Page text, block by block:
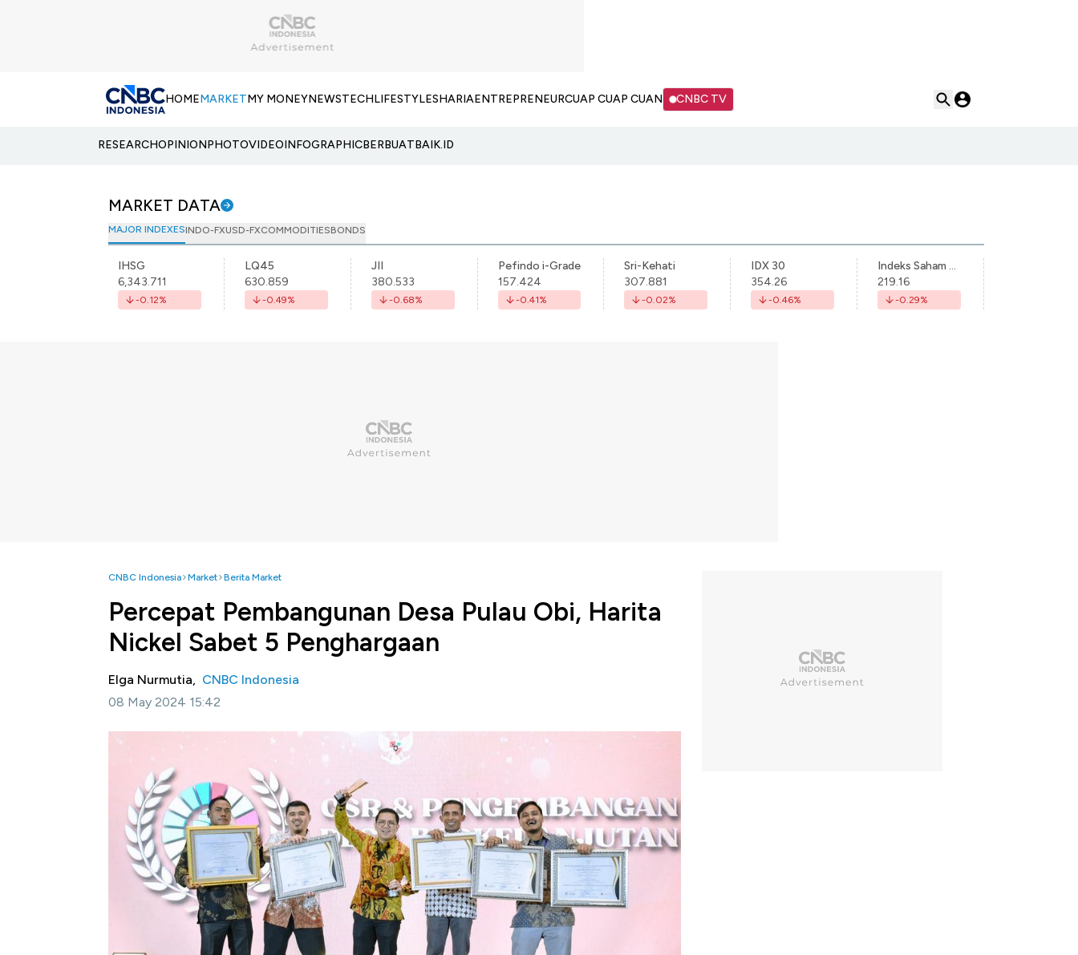
HOMEMARKETMY MONEYNEWSTECHLIFESTYLESHARIAENTREPRENEURCUAP CUAP CUAN CNBC TV
RESEARCHOPINIONPHOTOVIDEOINFOGRAPHICBERBUATBAIK.ID
MARKET DATA
MAJOR INDEXESINDO-FXUSD-FXCOMMODITIESBONDS
IHSG
6,343.711
-0.12%
LQ45
630.859
-0.49%
JII
380.533
-0.68%
Pefindo i-Grade
157.424
-0.41%
Sri-Kehati
307.881
-0.02%
IDX 30
354.26
-0.46%
Indeks Saham Syariah Indonesia
219.16
-0.29%
CNBC Indonesia Market Berita Market
Percepat Pembangunan Desa Pulau Obi, Harita
Nickel Sabet 5 Penghargaan
Elga Nurmutia, CNBC Indonesia
08 May 2024 15:42